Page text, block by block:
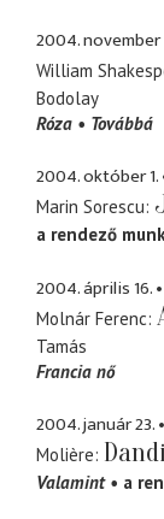
2004. november
William
Bodolay
Róza
Továbbá
2004. október 1.
Marin Sorescu
a rendező
2004. április 16.
Molnár Ferenc
Tamás
Francia nő
2004. január 23.
Molière
Valamint
a